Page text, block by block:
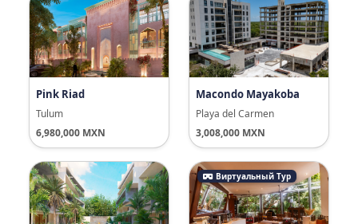
Pink Riad
Tulum
6,980,000 MXN
Macondo Mayakoba
Playa del Carmen
3,008,000 MXN
Виртуальный Тур